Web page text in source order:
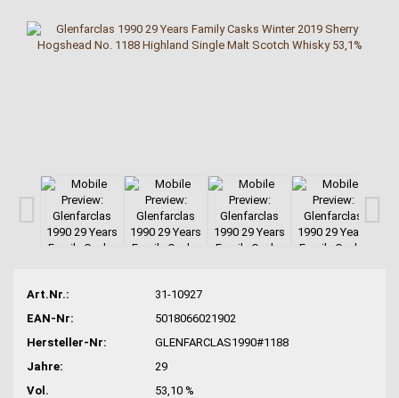
Art.Nr.:
31-10927
EAN-Nr:
5018066021902
Hersteller-Nr:
GLENFARCLAS1990#1188
Jahre:
29
Vol.
53,10 %